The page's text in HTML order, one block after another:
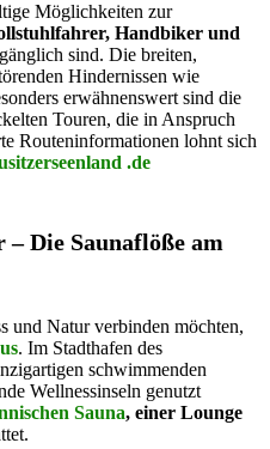
Möglichkeiten zur
Handbiker und
sind. Die breiten,
Hindernissen wie
erwähnenswert sind die
Touren, die in Anspruch
Routeninformationen lohnt sich
.de
– Die Saunaflöße am
und Natur verbinden möchten,
. Im Stadthafen des
schwimmenden
Wellnessinseln genutzt
Sauna, einer Lounge